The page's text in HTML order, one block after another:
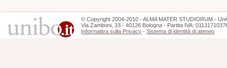
©Copyright 2004-2010 - ALMA MATER STUDIORUM -
Via Zamboni, 33 - 40126 Bologna - Partita IVA:
Informativa sulla Privacy -Sistema di identità di ateneo